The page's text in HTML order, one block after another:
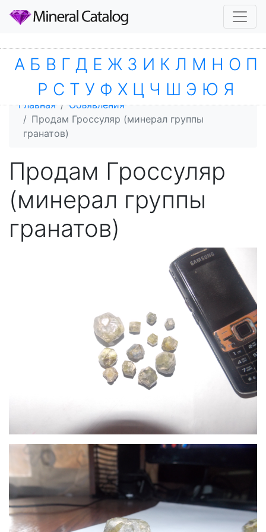
Главная
Объявления
Продам Гроссуляр (минерал группы
гранатов)
Продам Гроссуляр
(минерал группы
гранатов)
А Б В Г Д Е Ж З И К Л М Н О П
Р С Т У Ф Х Ц Ч Ш Э Ю Я